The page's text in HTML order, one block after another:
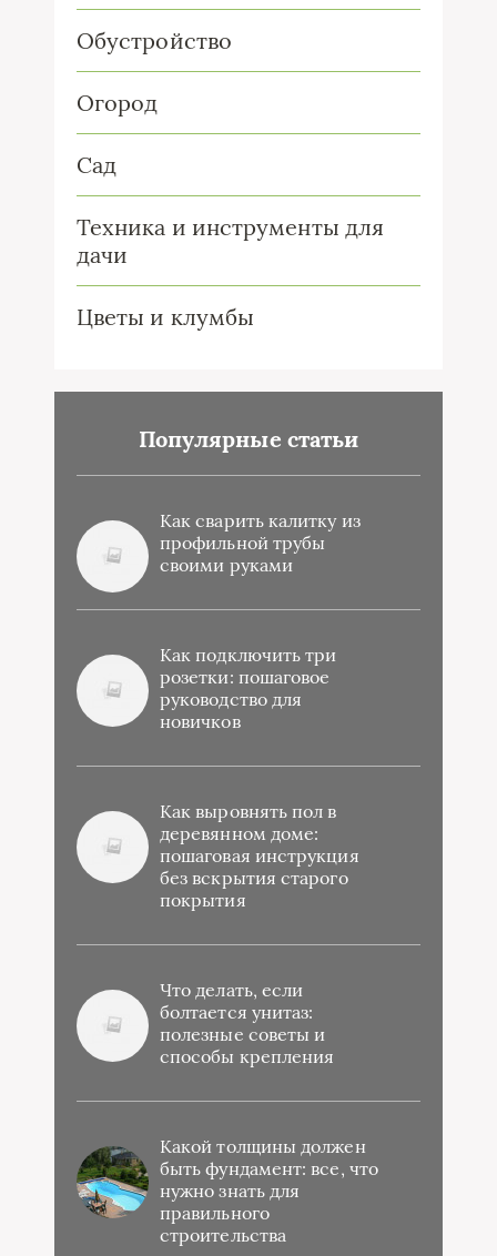
Обустройство
Огород
Сад
Техника и инструменты для
дачи
Цветы и клумбы
Популярные статьи
Как сварить калитку из
профильной трубы
своими руками
Как подключить три
розетки: пошаговое
руководство для
новичков
Как выровнять пол в
деревянном доме:
пошаговая инструкция
без вскрытия старого
покрытия
Что делать, если
болтается унитаз:
полезные советы и
способы крепления
Какой толщины должен
быть фундамент: все, что
нужно знать для
правильного
строительства